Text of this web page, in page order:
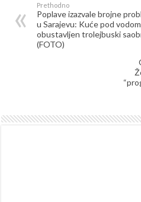
Prethodno
Poplave izazvale brojne
u Sarajevu: Kuće pod
obustavljen trolejbuski
(FOTO)